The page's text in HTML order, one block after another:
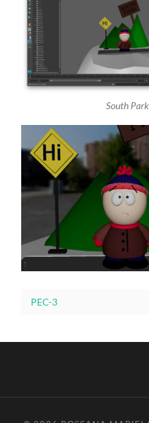
South Park
PEC-3